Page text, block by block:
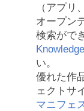
（アプリ
オープン
検索がで
い。
優れた作
ェクトサ
マニフェ